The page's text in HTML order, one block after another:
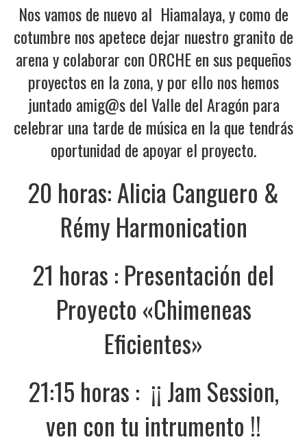
Nos vamos de nuevo al Hiamalaya, y como de
cotumbre nos apetece dejar nuestro granito de
arena y colaborar con ORCHEen sus pequeños
proyectos en la zona, y por ello nos hemos
juntado amig@s del Valle del Aragón para
celebrar una tarde de música en la que tendrás
oportunidad de apoyar el proyecto.
20 horas: Alicia Canguero &
Rémy Harmonication
21 horas : Presentación del
Proyecto «Chimeneas
Eficientes»
21:15 horas : ¡¡ Jam Session,
ven con tu intrumento !!